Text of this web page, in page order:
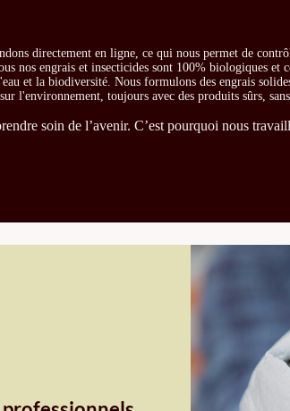
directement en ligne, ce qui nous permet de
nos engrais et insecticides sont 100% biologiques
et la biodiversité. Nous formulons des engrais
toujours avec des produits sûrs,
soin de l’avenir. C’est pourquoi nous